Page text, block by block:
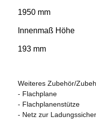
1950 mm
Innenmaß Höhe
193 mm
Weiteres Zubehör/
- Flachplane
- Flachplanenstütze
- Netz zur